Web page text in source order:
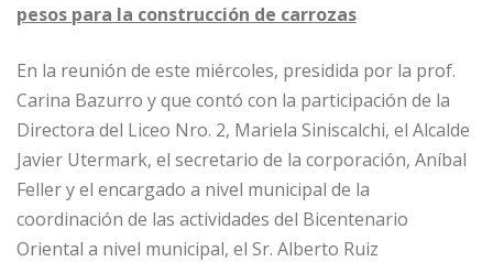
pesos para la construcción de carrozas
En la reunión de este miércoles, presidida por la prof.
Carina Bazurro y que contó con la participación de la
Directora del Liceo Nro. 2, Mariela Siniscalchi, el Alcalde
Javier Utermark, el secretario de la corporación, Aníbal
Feller y el encargado a nivel municipal de la
coordinación de las actividades del Bicentenario
Oriental a nivel municipal, el Sr. Alberto Ruiz